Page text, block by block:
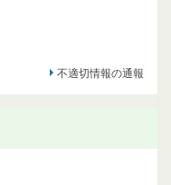
不適切情報の通報